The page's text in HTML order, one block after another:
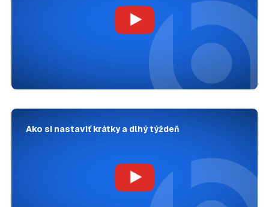
Ako si nastaviť krátky a dlhý týždeň